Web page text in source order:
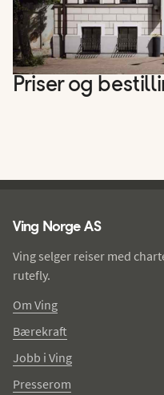
Priser og
Ving Norge AS
Ving selger reiser med
rutefly.
Om Ving
Bærekraft
Jobb i Ving
Presserom